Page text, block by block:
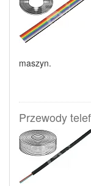
maszyn.
Przewody